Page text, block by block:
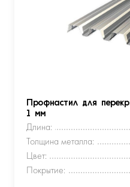
Профнастил для
1 мм
Длина:
Толщина металла:
Цвет:
Покрытие: